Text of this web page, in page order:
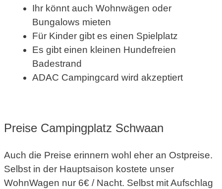
Ihr könnt auch Wohnwägen oder
Bungalows mieten
Für Kinder gibt es einen Spielplatz
Es gibt einen kleinen Hundefreien
Badestrand
ADAC Campingcard wird akzeptiert
Preise Campingplatz Schwaan
Auch die Preise erinnern wohl eher an Ostpreise.
Selbst in der Hauptsaison kostete unser
WohnWagen nur 6€ / Nacht. Selbst mit Aufschlag